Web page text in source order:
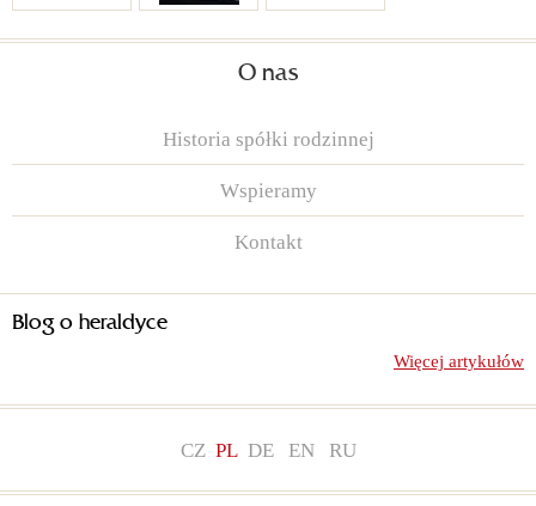
O nas
Historia spółki rodzinnej
Wspieramy
Kontakt
Blog o heraldyce
Więcej artykułów
CZ PL DE EN RU